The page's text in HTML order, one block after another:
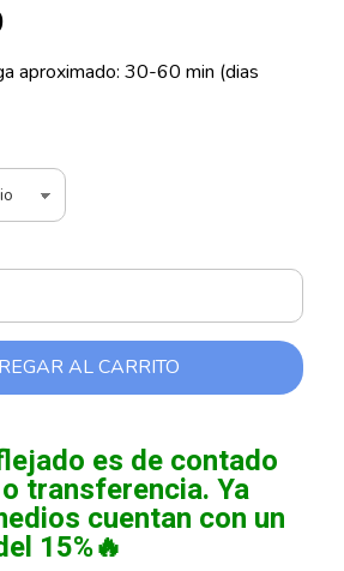
aproximado: 30-60 min (dias
AL CARRITO
es de contado
transferencia. Ya
cuentan con un
15%🔥